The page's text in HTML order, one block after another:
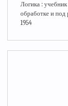
Логика :
обработке и под
1954